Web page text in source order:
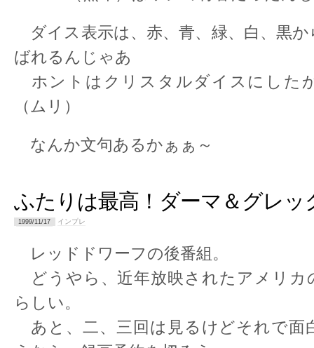
ダイス表示は、赤、青、緑、白、黒
ばれるんじゃあ
ホントはクリスタルダイスにした
（ムリ）
なんか文句あるかぁぁ～
ふたりは最高！ダーマ＆グレッ
1999/11/17 インプレ
レッドドワーフの後番組。
どうやら、近年放映されたアメリカ
らしい。
あと、二、三回は見るけどそれで面